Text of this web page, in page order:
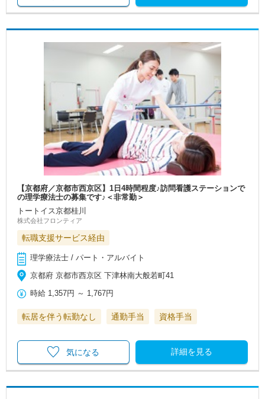
【京都府／京都市西京区】1日4時間程度♪訪問看護ステーションで
の理学療法士の募集です♪＜非常勤＞
トートイス京都桂川
株式会社フロンティア
転職支援サービス経由
理学療法士 / パート・アルバイト
京都府 京都市西京区 下津林南大般若町41
時給 1,357円 ～ 1,767円
転居を伴う転勤なし 通勤手当 資格手当
詳細を見る
気になる